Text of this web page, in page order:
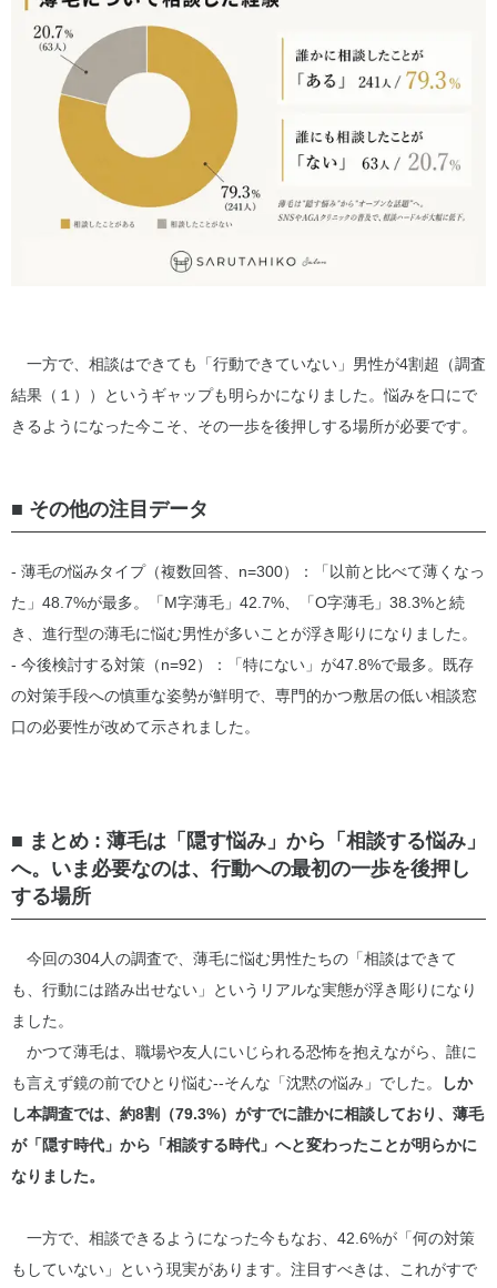
一方で、相談はできても「行動できていない」男性が4割超（調査
結果（１））というギャップも明らかになりました。悩みを口にで
きるようになった今こそ、その一歩を後押しする場所が必要です。
■ その他の注目データ
- 薄毛の悩みタイプ（複数回答、n=300）：「以前と比べて薄くなっ
た」48.7%が最多。「M字薄毛」42.7%、「O字薄毛」38.3%と続
き、進行型の薄毛に悩む男性が多いことが浮き彫りになりました。
- 今後検討する対策（n=92）：「特にない」が47.8%で最多。既存
の対策手段への慎重な姿勢が鮮明で、専門的かつ敷居の低い相談窓
口の必要性が改めて示されました。
■ まとめ : 薄毛は「隠す悩み」から「相談する悩み」
へ。いま必要なのは、行動への最初の一歩を後押し
する場所
今回の304人の調査で、薄毛に悩む男性たちの「相談はできて
も、行動には踏み出せない」というリアルな実態が浮き彫りになり
ました。
かつて薄毛は、職場や友人にいじられる恐怖を抱えながら、誰に
も言えず鏡の前でひとり悩む--そんな「沈黙の悩み」でした。
しか
し本調査では、約8割（79.3%）がすでに誰かに相談しており、薄毛
が「隠す時代」から「相談する時代」へと変わったことが明らかに
なりました。
一方で、相談できるようになった今もなお、42.6%が「何の対策
もしていない」という現実があります。注目すべきは、これがすで